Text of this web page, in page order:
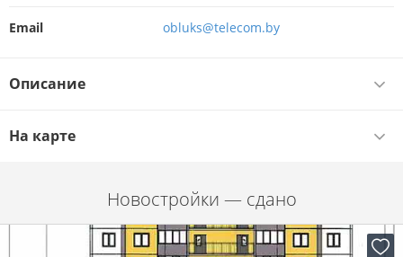
Email obluks@telecom.by
Описание
На карте
Новостройки — сдано